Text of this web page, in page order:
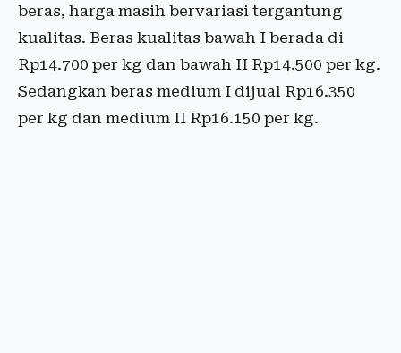
beras, harga masih bervariasi tergantung
kualitas. Beras kualitas bawah I berada di
Rp14.700 per kg dan bawah II Rp14.500 per kg.
Sedangkan beras medium I dijual Rp16.350
per kg dan medium II Rp16.150 per kg.